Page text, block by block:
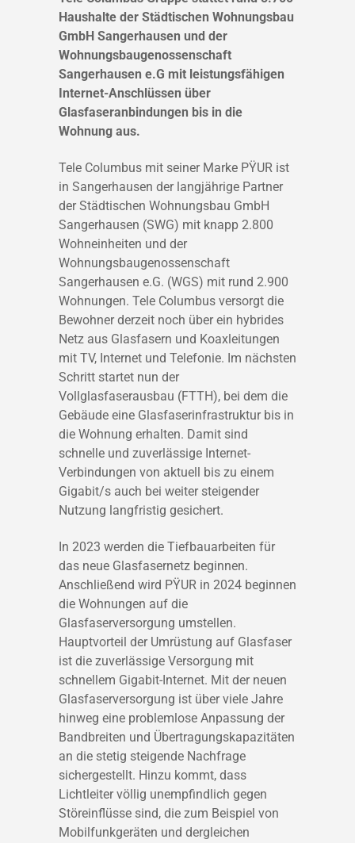
Haushalte der Städtischen Wohnungsbau
GmbH Sangerhausen und der
Wohnungsbaugenossenschaft
Sangerhausen e.G mit leistungsfähigen
Internet-Anschlüssen über
Glasfaseranbindungen bis in die
Wohnung aus.
Tele Columbus mit seiner Marke PŸUR ist
in Sangerhausen der langjährige Partner
der Städtischen Wohnungsbau GmbH
Sangerhausen (SWG) mit knapp 2.800
Wohneinheiten und der
Wohnungsbaugenossenschaft
Sangerhausen e.G. (WGS) mit rund 2.900
Wohnungen. Tele Columbus versorgt die
Bewohner derzeit noch über ein hybrides
Netz aus Glasfasern und Koaxleitungen
mit TV, Internet und Telefonie. Im nächsten
Schritt startet nun der
Vollglasfaserausbau (FTTH), bei dem die
Gebäude eine Glasfaserinfrastruktur bis in
die Wohnung erhalten. Damit sind
schnelle und zuverlässige Internet-
Verbindungen von aktuell bis zu einem
Gigabit/s auch bei weiter steigender
Nutzung langfristig gesichert.
In 2023 werden die Tiefbauarbeiten für
das neue Glasfasernetz beginnen.
Anschließend wird PŸUR in 2024 beginnen
die Wohnungen auf die
Glasfaserversorgung umstellen.
Hauptvorteil der Umrüstung auf Glasfaser
ist die zuverlässige Versorgung mit
schnellem Gigabit-Internet. Mit der neuen
Glasfaserversorgung ist über viele Jahre
hinweg eine problemlose Anpassung der
Bandbreiten und Übertragungskapazitäten
an die stetig steigende Nachfrage
sichergestellt. Hinzu kommt, dass
Lichtleiter völlig unempfindlich gegen
Störeinflüsse sind, die zum Beispiel von
Mobilfunkgeräten und dergleichen